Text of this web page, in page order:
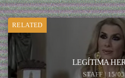
RELATED
LEGÍTIMA
STAFF | 15/